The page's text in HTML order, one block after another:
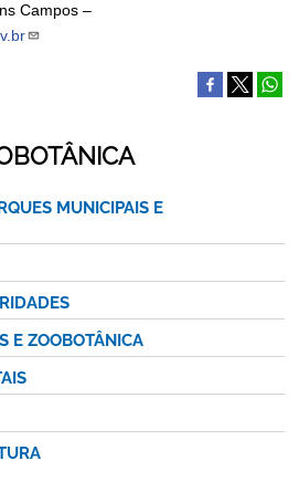
Campos –
MUNICIPAIS E
E ZOOBOTÂNICA